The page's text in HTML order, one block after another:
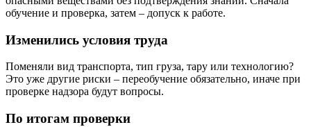
обучение и проверка, затем – допуск к работе.
Изменились условия труда
Поменяли вид транспорта, тип груза, тару или технологию?
Это уже другие риски – переобучение обязательно, иначе при
проверке надзора будут вопросы.
По итогам проверки